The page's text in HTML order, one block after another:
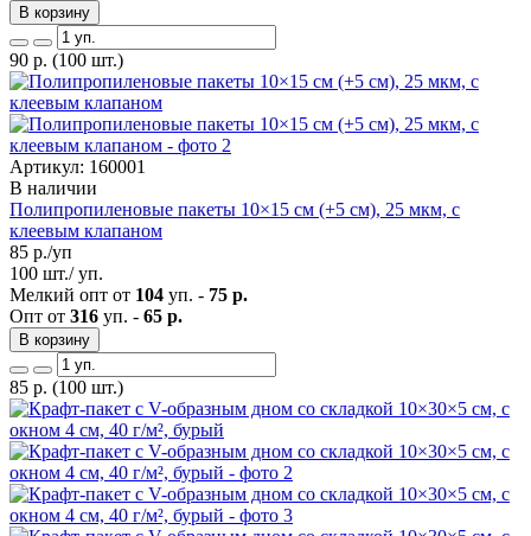
В корзину
90 р. (100 шт.)
Артикул: 160001
В наличии
Полипропиленовые пакеты 10×15 см (+5 см), 25 мкм, с
клеевым клапаном
85 р./уп
100 шт./ уп.
Мелкий опт от 104 уп. - 75 р.
Опт от 316 уп. - 65 р.
В корзину
85 р. (100 шт.)